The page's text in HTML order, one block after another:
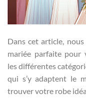
Dans cet article,
mariée parfaite pour
les différentes
qui s’y adaptent le
trouver votre robe